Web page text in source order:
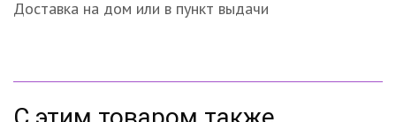
Доставка на дом или в пункт выдачи